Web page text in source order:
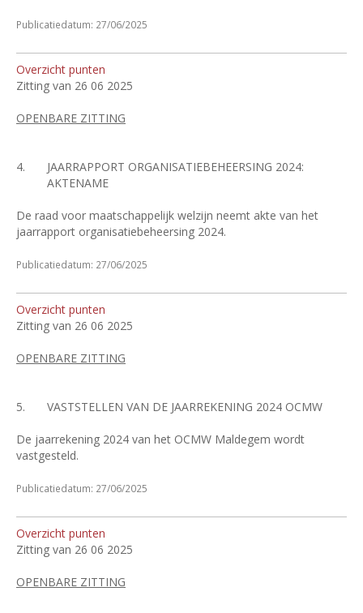
Publicatiedatum: 27/06/2025
Overzicht punten
Zitting van 26 06 2025
OPENBARE ZITTING
4.
JAARRAPPORT ORGANISATIEBEHEERSING 2024:
AKTENAME
De raad voor maatschappelijk welzijn neemt akte van het
jaarrapport organisatiebeheersing 2024.
Publicatiedatum: 27/06/2025
Overzicht punten
Zitting van 26 06 2025
OPENBARE ZITTING
5. VASTSTELLEN VAN DE JAARREKENING 2024 OCMW
De jaarrekening 2024 van het OCMW Maldegem wordt
vastgesteld.
Publicatiedatum: 27/06/2025
Overzicht punten
Zitting van 26 06 2025
OPENBARE ZITTING